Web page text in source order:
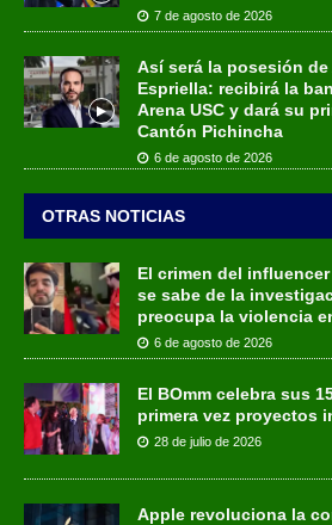
7 de agosto de 2026
Así será la posesión de
Espriella: recibirá la
Arena USC y dará su
Cantón Pichincha
6 de agosto de 2026
OTRAS NOTICIAS
El crimen del
se sabe de la
preocupa la violencia
6 de agosto de 2026
El BOmm celebra sus
primera vez proyectos
28 de julio de 2026
Apple revoluciona la